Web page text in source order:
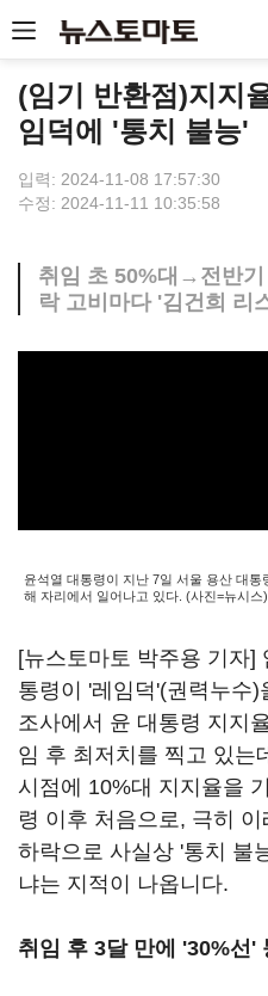
(임기 반환점)지지
임덕에 '통치 불능'
입력: 2024-11-08 17:57:30
수정: 2024-11-11 10:35:58
취임 초 50%대→전반
락 고비마다 '김건희 리
윤석열 대통령이 지난 7일 서울 용산 대
해 자리에서 일어나고 있다. (사진=뉴시스)
[뉴스토마토 박주용 기자]
통령이 '레임덕'(권력누수
조사에서 윤 대통령 지지
임 후 최저치를 찍고 있는
시점에 10%대 지지율을
령 이후 처음으로, 극히
하락으로 사실상 '통치 불
냐는 지적이 나옵니다.
취임 후 3달 만에 '30%선'